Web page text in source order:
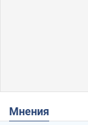
Мнения